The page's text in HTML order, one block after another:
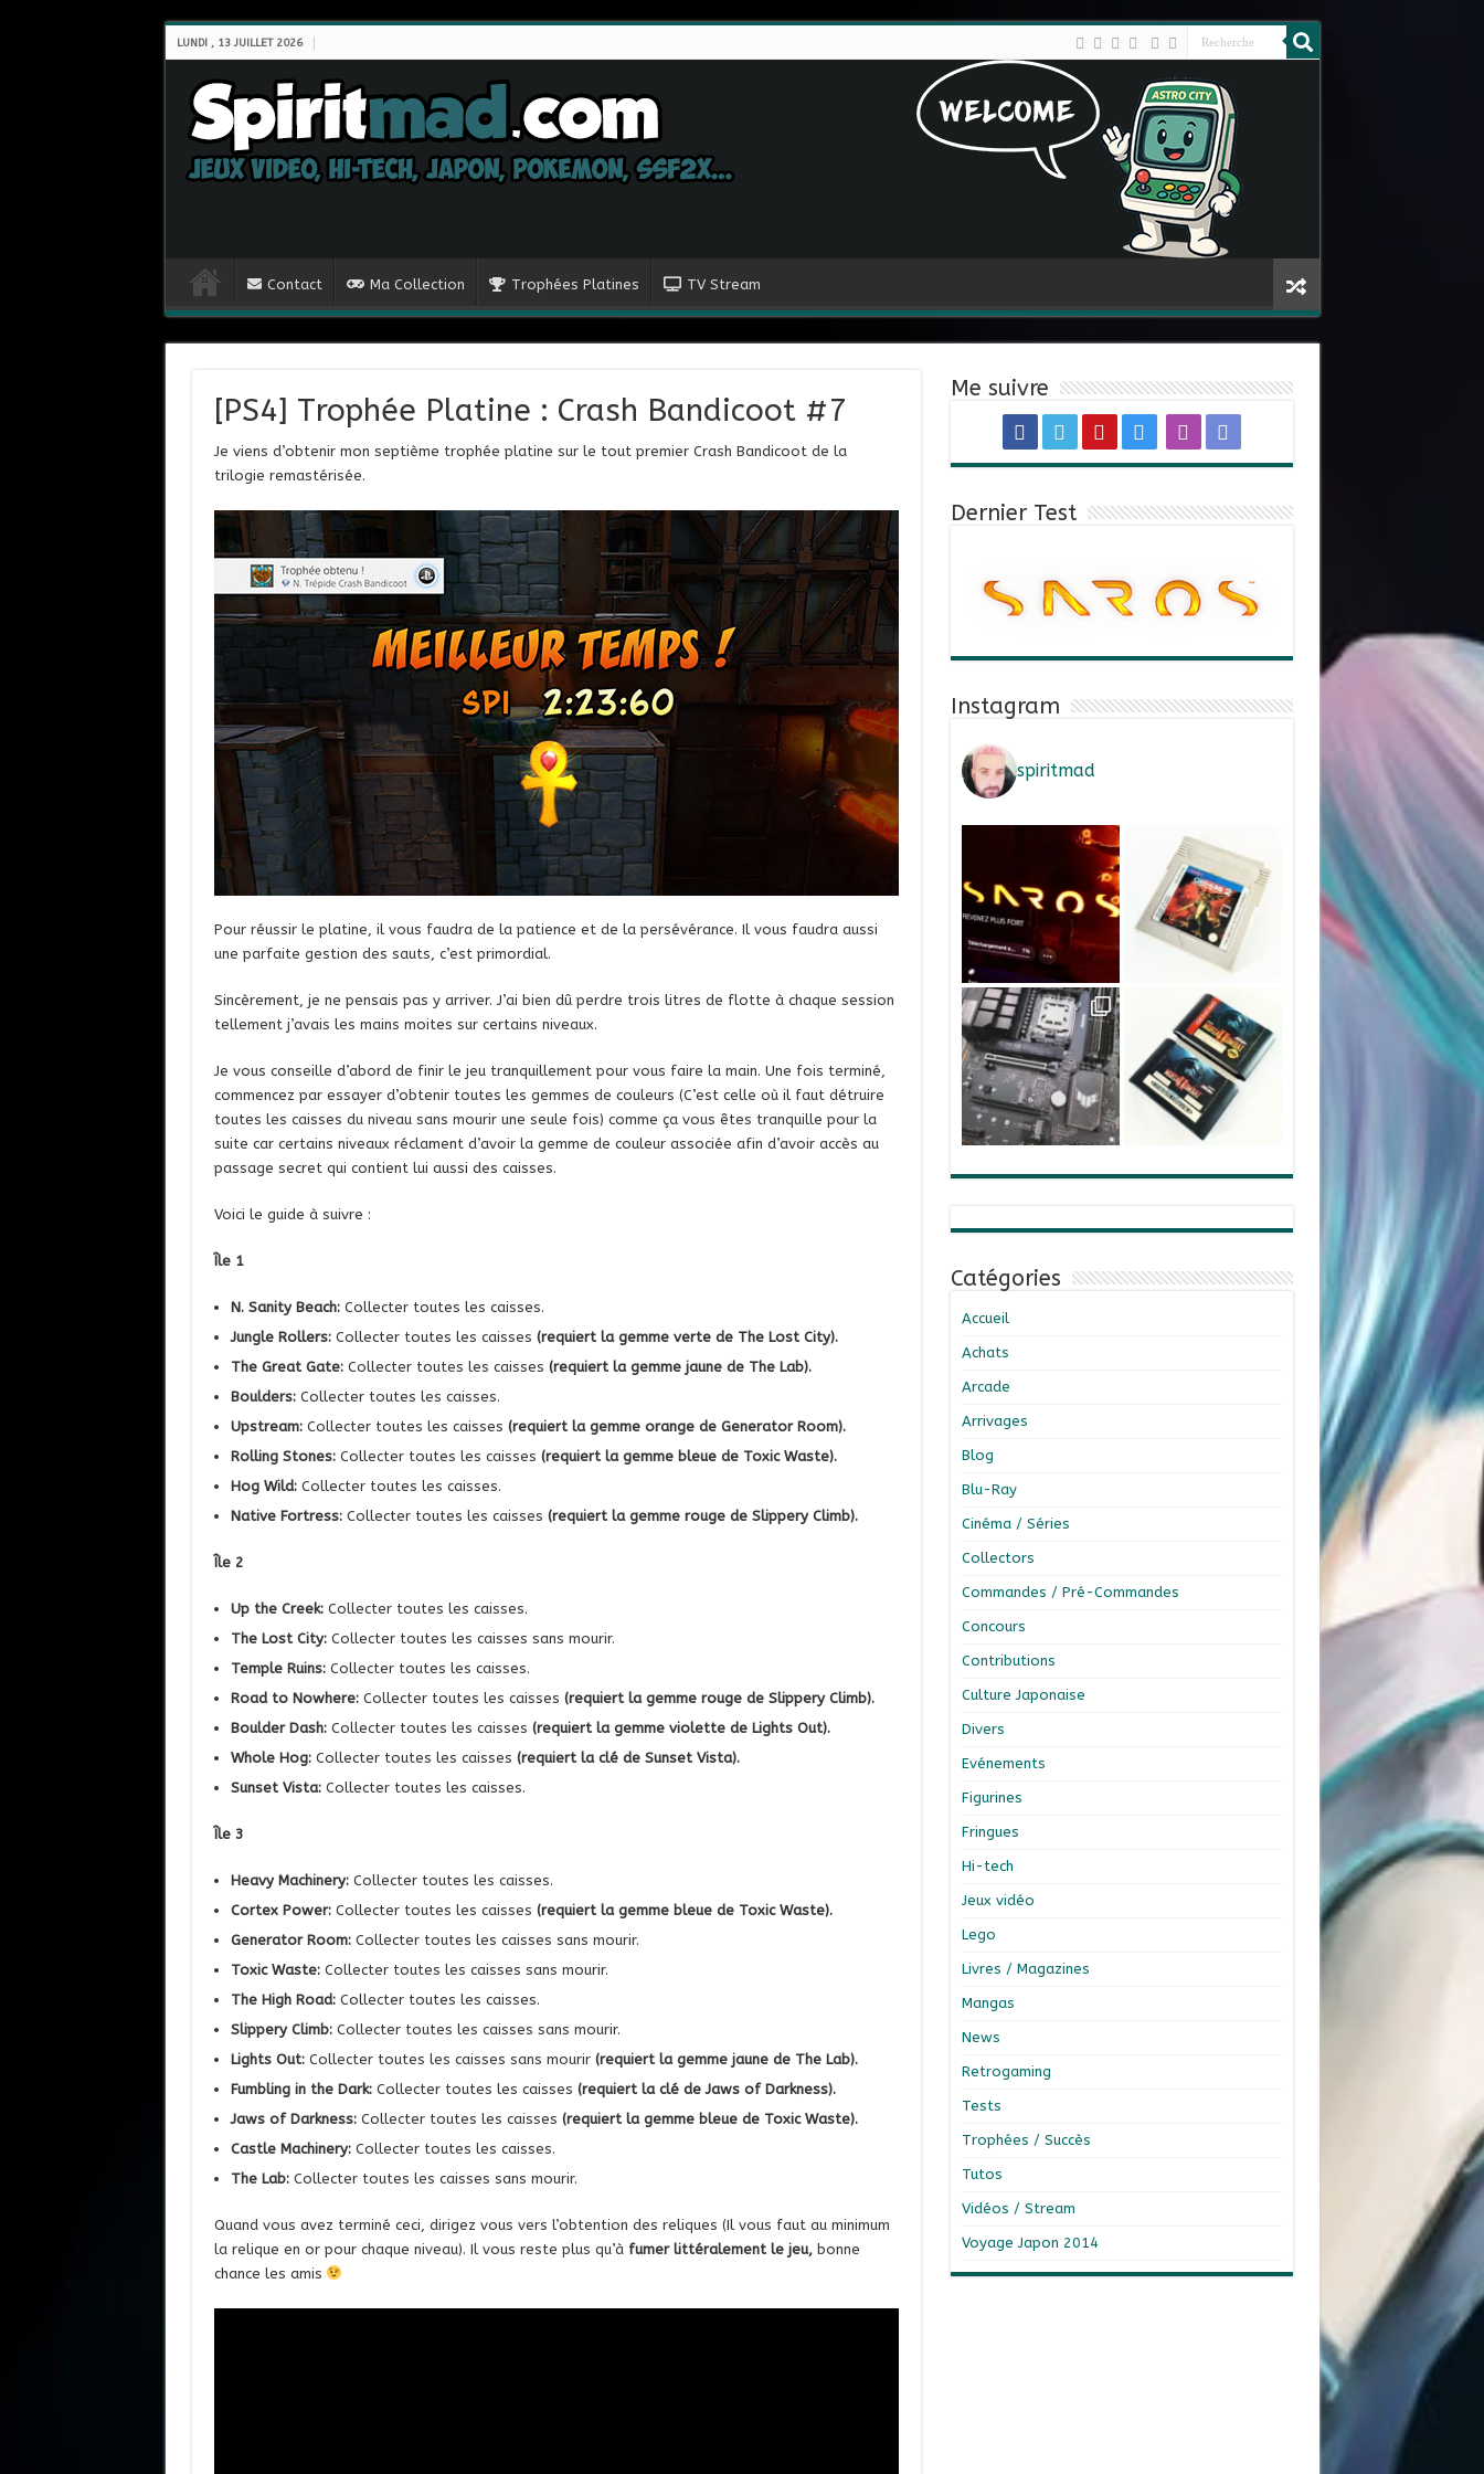
LUNDI , 13 JUILLET 2026
Contact Ma Collection Trophées Platines TV Stream
[PS4] Trophée Platine : Crash Bandicoot #7
Je viens d’obtenir mon septième trophée platine sur le tout premier Crash Bandicoot de la
trilogie remastérisée.
Pour réussir le platine, il vous faudra de la patience et de la persévérance. Il vous faudra aussi
une parfaite gestion des sauts, c’est primordial.
Sincèrement, je ne pensais pas y arriver. J’ai bien dû perdre trois litres de flotte à chaque session
tellement j’avais les mains moites sur certains niveaux.
Je vous conseille d’abord de finir le jeu tranquillement pour vous faire la main. Une fois terminé,
commencez par essayer d’obtenir toutes les gemmes de couleurs (C’est celle où il faut détruire
toutes les caisses du niveau sans mourir une seule fois) comme ça vous êtes tranquille pour la
suite car certains niveaux réclament d’avoir la gemme de couleur associée afin d’avoir accès au
passage secret qui contient lui aussi des caisses.
Voici le guide à suivre :
Île 1
N. Sanity Beach:Collecter toutes les caisses.
Jungle Rollers:Collecter toutes les caisses (requiert la gemme verte de The Lost City).
The Great Gate:Collecter toutes les caisses (requiert la gemme jaune de The Lab).
Boulders: Collecter toutes les caisses.
Upstream:Collecter toutes les caisses (requiert la gemme orange de Generator Room).
Rolling Stones: Collecter toutes les caisses (requiert la gemme bleue de Toxic Waste).
Hog Wild:Collecter toutes les caisses.
Native Fortress:Collecter toutes les caisses (requiert la gemme rouge de Slippery Climb).
Île 2
Up the Creek:Collecter toutes les caisses.
The Lost City:Collecter toutes les caisses sans mourir.
Temple Ruins: Collecter toutes les caisses.
Road to Nowhere:Collecter toutes les caisses (requiert la gemme rouge de Slippery Climb).
Boulder Dash: Collecter toutes les caisses (requiert la gemme violette de Lights Out).
Whole Hog: Collecter toutes les caisses (requiert la clé de Sunset Vista).
Sunset Vista:Collecter toutes les caisses.
Île 3
Heavy Machinery:Collecter toutes les caisses.
Cortex Power: Collecter toutes les caisses (requiert la gemme bleue de Toxic Waste).
Generator Room:Collecter toutes les caisses sans mourir.
Toxic Waste: Collecter toutes les caisses sans mourir.
The High Road: Collecter toutes les caisses.
Slippery Climb: Collecter toutes les caisses sans mourir.
Lights Out:Collecter toutes les caisses sans mourir(requiert la gemme jaune de The Lab).
Fumbling in the Dark:Collecter toutes les caisses (requiert la clé de Jaws of Darkness).
Jaws of Darkness: Collecter toutes les caisses (requiert la gemme bleue de Toxic Waste).
Castle Machinery:Collecter toutes les caisses.
The Lab:Collecter toutes les caisses sans mourir.
Quand vous avez terminé ceci, dirigez vous vers l’obtention des reliques (Il vous faut au minimum
la relique en or pour chaque niveau). Il vous reste plus qu’à fumer littéralement le jeu,bonne
chance les amis
Me suivre
Dernier Test
Instagram
spiritmad
Catégories
Accueil
Achats
Arcade
Arrivages
Blog
Blu-Ray
Cinéma / Séries
Collectors
Commandes / Pré-Commandes
Concours
Contributions
Culture Japonaise
Divers
Evénements
Figurines
Fringues
Hi-tech
Jeux vidéo
Lego
Livres / Magazines
Mangas
News
Retrogaming
Tests
Trophées / Succès
Tutos
Vidéos / Stream
Voyage Japon 2014